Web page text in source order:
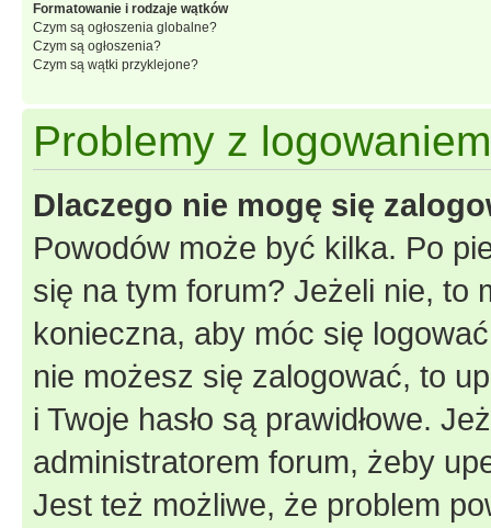
Formatowanie i rodzaje wątków
Czym są ogłoszenia globalne?
Czym są ogłoszenia?
Czym są wątki przyklejone?
Problemy z
Dlaczego nie mogę się
Powodów może być kilka. Po
się na tym forum? Jeżeli nie, to
konieczna, aby móc się
nie możesz się zalogować, to
i Twoje hasło są prawidłowe.
administratorem forum, żeby
Jest też możliwe, że problem